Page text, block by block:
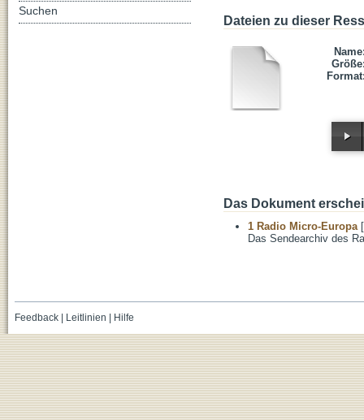
Dateien zu dieser
Das Dokument
1 Radio Micro-Europa
Das Sendearchiv des
Suchen
Feedback| Leitlinien Hilfe